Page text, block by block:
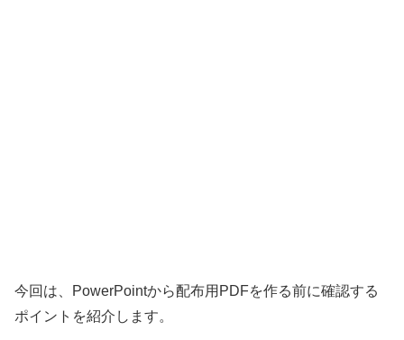
今回は、PowerPointから配布用PDFを作る前に確認する
ポイントを紹介します。